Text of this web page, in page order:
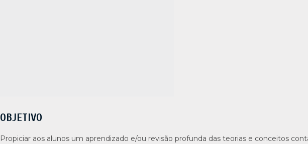
OBJETIVO
Propiciar aos alunos um aprendizado e/ou revisão profunda das teorias e conceitos